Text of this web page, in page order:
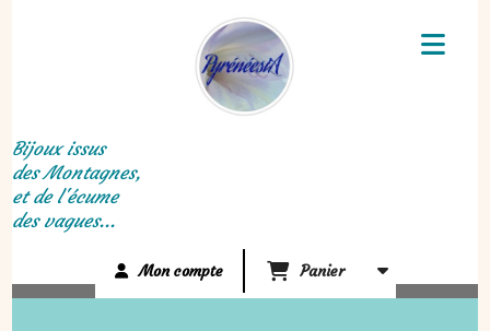
Bijoux issus
des Montagnes,
et de l'écume
des vagues...
Mon compte Panier